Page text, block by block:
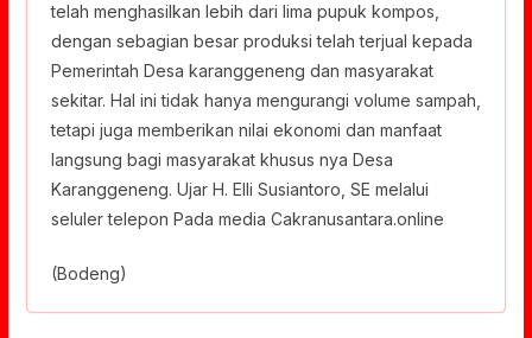
telah menghasilkan lebih dari lima pupuk kompos,
dengan sebagian besar produksi telah terjual kepada
Pemerintah Desa karanggeneng dan masyarakat
sekitar. Hal ini tidak hanya mengurangi volume sampah,
tetapi juga memberikan nilai ekonomi dan manfaat
langsung bagi masyarakat khusus nya Desa
Karanggeneng. Ujar H. Elli Susiantoro, SE melalui
seluler telepon Pada media Cakranusantara.online
(Bodeng)